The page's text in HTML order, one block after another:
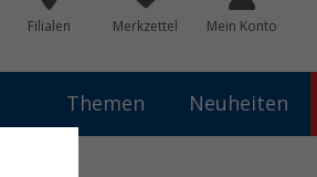
Filialen Merkzettel Mein Konto
Themen Neuheiten